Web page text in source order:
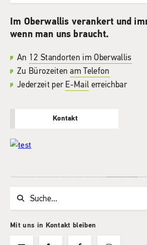
Im Oberwallis verankert und
wenn man uns braucht.
An 12 Standorten im Oberwallis
Zu Bürozeitenam Telefon
Jederzeit per E-Mail erreichbar
Kontakt
Suchwort
Mit uns in Kontakt bleiben